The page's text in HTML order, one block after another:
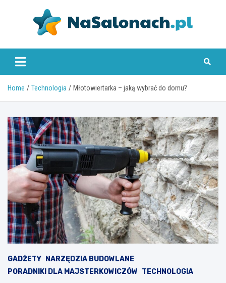
nasalonach.pl
Home Technologia Młotowiertarka – jaką wybrać do domu?
GADŻETY
NARZĘDZIA BUDOWLANE
PORADNIKI DLA MAJSTERKOWICZÓW TECHNOLOGIA